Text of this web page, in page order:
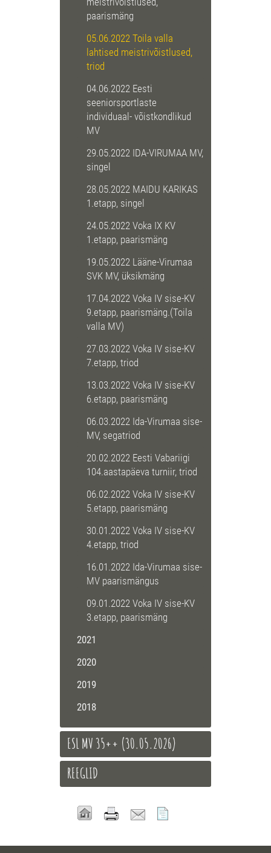
paarismäng
05.06.2022 Toila valla
lahtised meistrivõistlused,
triod
04.06.2022 Eesti
seeniorsportlaste
individuaal- võistkondlikud
MV
29.05.2022 IDA-VIRUMAA MV,
singel
28.05.2022 MAIDU KARIKAS
1.etapp, singel
24.05.2022 Voka IX KV
1.etapp, paarismäng
19.05.2022 Lääne-Virumaa
SVK MV, üksikmäng
17.04.2022 Voka IV sise-KV
9.etapp, paarismäng.(Toila
valla MV)
27.03.2022 Voka IV sise-KV
7.etapp, triod
13.03.2022 Voka IV sise-KV
6.etapp, paarismäng
06.03.2022 Ida-Virumaa sise-
MV, segatriod
20.02.2022 Eesti Vabariigi
104.aastapäeva turniir, triod
06.02.2022 Voka IV sise-KV
5.etapp, paarismäng
30.01.2022 Voka IV sise-KV
4.etapp, triod
16.01.2022 Ida-Virumaa sise-
MV paarismängus
09.01.2022 Voka IV sise-KV
3.etapp, paarismäng
2021
2020
2019
2018
ESL MV 35++ (30.05.2026)
REEGLID